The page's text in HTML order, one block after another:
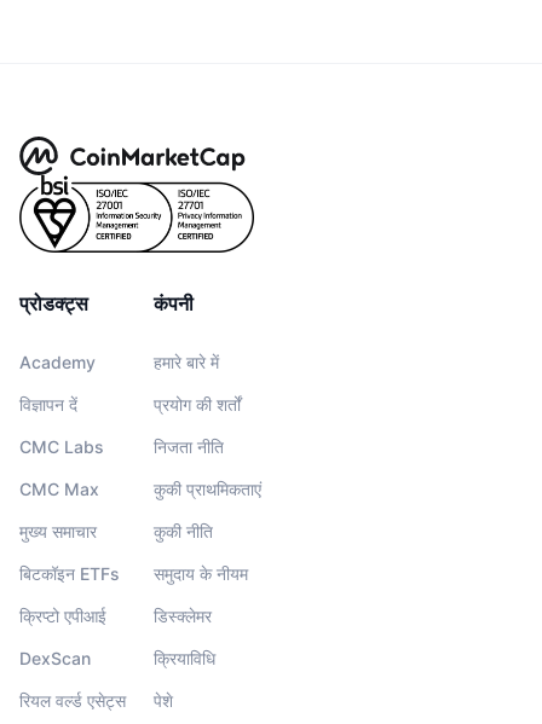
प्रोडक्ट्स
Academy
विज्ञापन दें
CMC Labs
CMC Max
मुख्य समाचार
बिटकॉइन ETFs
क्रिप्टो एपीआई
DexScan
रियल वर्ल्ड एसेट्स
कंपनी
हमारे बारे में
प्रयोग की शर्तों
निजता नीति
कुकी प्राथमिकताएं
कुकी नीति
समुदाय के नीयम
डिस्क्लेमर
क्रियाविधि
पेशे